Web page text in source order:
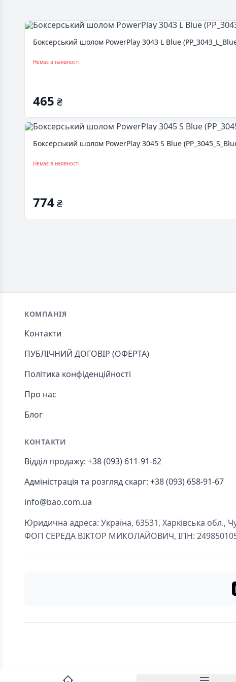
Боксерський шолом PowerPlay 3043 L Blue
Немає в наявності
465 ₴
Боксерський шолом PowerPlay 3045 S Blue
Немає в наявності
774₴
Footer
КОМПАНІЯ
Контакти
ПУБЛІЧНИЙ ДОГОВІР (ОФЕРТА)
Політика конфіденційності
Про нас
Блог
КОНТАКТИ
Відділ продажу: +38 (093) 611-91-62
Адміністрація та розгляд скарг: +38 (093) 658-91-67
info@bao.com.ua
Юридична адреса: Україна, 63531, Харківська обл.,
ФОП СЕРЕДА ВІКТОР МИКОЛАЙОВИЧ, ІПН: